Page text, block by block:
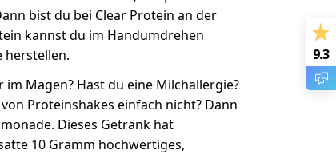
bist du bei Clear Protein an der
kannst du im Handumdrehen
herstellen.
Magen? Hast du eine Milchallergie?
Proteinshakes einfach nicht? Dann
Dieses Getränk hat
10 Gramm hochwertiges,
9.3